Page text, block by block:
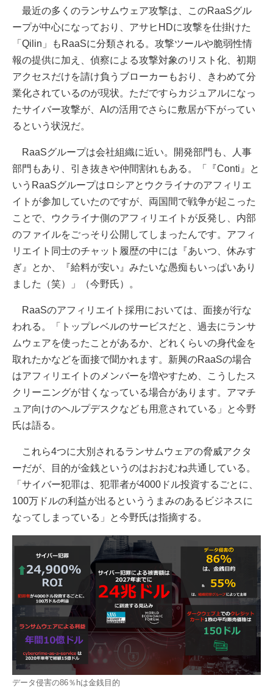
最近の多くのランサムウェア攻撃は、このRaaSグル
ープが中心になっており、アサヒHDに攻撃を仕掛けた
「Qilin」もRaaSに分類される。攻撃ツールや脆弱性情
報の提供に加え、偵察による攻撃対象のリスト化、初期
アクセスだけを請け負うブローカーもおり、きわめて分
業化されているのが現状。ただですらカジュアルになっ
たサイバー攻撃が、AIの活用でさらに敷居が下がってい
るという状況だ。
RaaSグループは会社組織に近い。開発部門も、人事
部門もあり、引き抜きや仲間割れもある。「『Conti』と
いうRaaSグループはロシアとウクライナのアフィリエ
イトが参加していたのですが、両国間で戦争が起こった
ことで、ウクライナ側のアフィリエイトが反発し、内部
のファイルをごっそり公開してしまったんです。アフィ
リエイト同士のチャット履歴の中には『あいつ、休みす
ぎ』とか、『給料が安い』みたいな愚痴もいっぱいあり
ました（笑）」（今野氏）。
RaaSのアフィリエイト採用においては、面接が行な
われる。「トップレベルのサービスだと、過去にランサ
ムウェアを使ったことがあるか、どれくらいの身代金を
取れたかなどを面接で聞かれます。新興のRaaSの場合
はアフィリエイトのメンバーを増やすため、こうしたス
クリーニングが甘くなっている場合があります。アマチ
ュア向けのヘルプデスクなども用意されている」と今野
氏は語る。
これら4つに大別されるランサムウェアの脅威アクタ
ーだが、目的が金銭というのはおおむね共通している。
「サイバー犯罪は、犯罪者が4000ドル投資するごとに、
100万ドルの利益が出るといううまみのあるビジネスに
なってしまっている」と今野氏は指摘する。
データ侵害の86％hは金銭目的